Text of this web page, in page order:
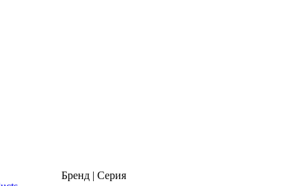
Бренд | Серия